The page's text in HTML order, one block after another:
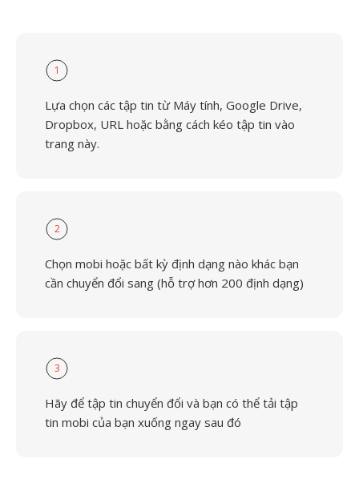
1
Lựa chọn các tập tin từ Máy tính, Google Drive,
Dropbox, URL hoặc bằng cách kéo tập tin vào
trang này.
2
Chọn mobi hoặc bất kỳ định dạng nào khác bạn
cần chuyển đổi sang (hỗ trợ hơn 200 định dạng)
3
Hãy để tập tin chuyển đổi và bạn có thể tải tập
tin mobi của bạn xuống ngay sau đó